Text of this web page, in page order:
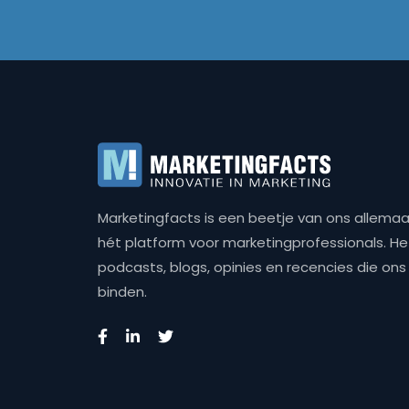
Marketingfacts is een beetje van ons
hét platform voor marketingprofessionals.
podcasts, blogs, opinies en recencies die
binden.